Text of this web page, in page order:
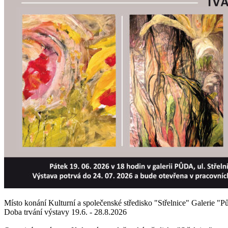
Místo konáníKulturní a společenské středisko "Střelnice" Galerie
Doba trvání výstavy 19.6. - 28.8.2026